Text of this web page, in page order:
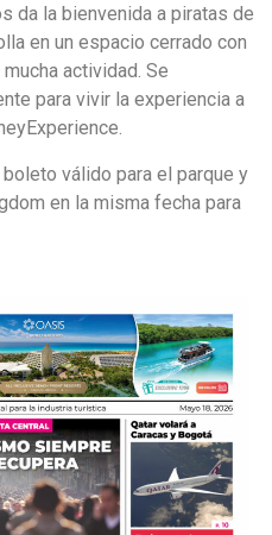
da la bienvenida a piratas de
en un espacio cerrado con
actividad. Se
para vivir la experiencia a
válido para el parque y
en la misma fecha para